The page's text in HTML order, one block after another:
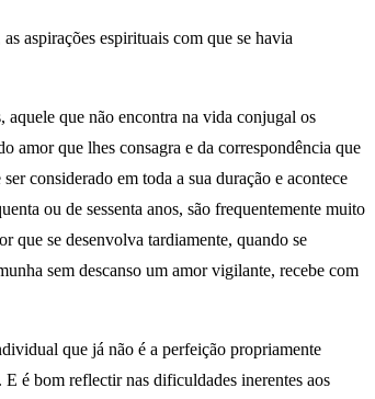
aspirações espirituais com que se havia
aquele que não encontra na vida conjugal os
amor que lhes consagra e da correspondência que
considerado em toda a sua duração e acontece
ou de sessenta anos, são frequentemente muito
que se desenvolva tardiamente, quando se
sem descanso um amor vigilante, recebe com
que já não é a perfeição propriamente
é bom reflectir nas dificuldades inerentes aos